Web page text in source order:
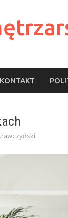
KONTAKT